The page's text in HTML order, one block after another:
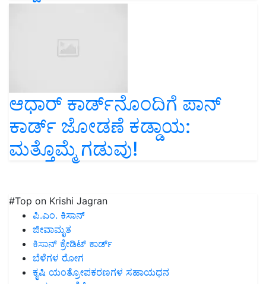
ಆಧಾರ್‌ ಕಾರ್ಡ್‌ನೊಂದಿಗೆ ಪಾನ್‌
ಕಾರ್ಡ್‌ ಜೋಡಣೆ ಕಡ್ಡಾಯ:
ಮತ್ತೊಮ್ಮೆ ಗಡುವು!
#Top on Krishi Jagran
ಪಿ.ಎಂ. ಕಿಸಾನ್
ಜೀವಾಮೃತ
ಕಿಸಾನ್ ಕ್ರೇಡಿಟ್ ಕಾರ್ಡ್
ಬೆಳೆಗಳ ರೋಗ
ಕೃಷಿ ಯಂತ್ರೋಪಕರಣಗಳ ಸಹಾಯಧನ